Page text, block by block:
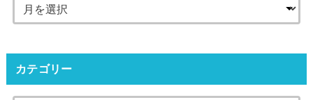
カテゴリー